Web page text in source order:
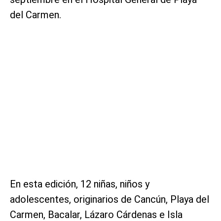
del Carmen.
En esta edición, 12 niñas, niños y
adolescentes, originarios de Cancún, Playa del
Carmen, Bacalar, Lázaro Cárdenas e Isla